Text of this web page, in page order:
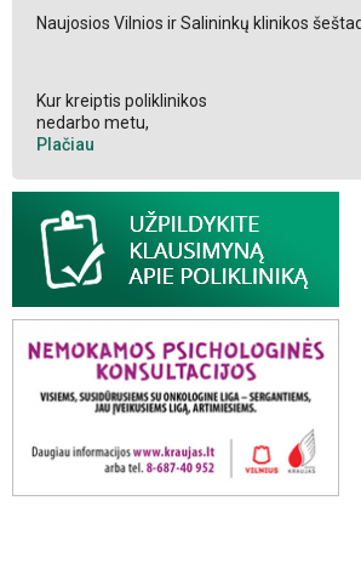
Naujosios Vilnios ir Salininkų klinikos
Kur kreiptis poliklinikos
nedarbo metu,
Plačiau